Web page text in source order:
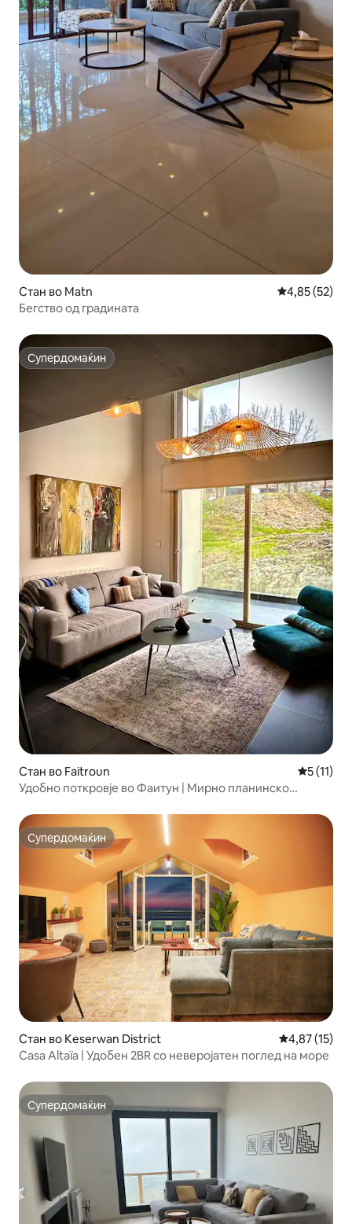
Стан во Matn Просечна
4,85 (52)
Бегство од градината
Супердомаќин
Супердомаќин
Стан во Faitroun
5 (11)
Удобно поткровје во Фаитун | Мирно планинско
Супердомаќин
Супердомаќин
Стан во Keserwan District Просечна
4,87 (15)
Casa Altaïa | Удобен 2BR со неверојатен поглед на море
Супердомаќин
Супердомаќин